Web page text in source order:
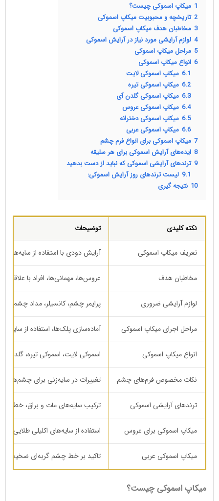
1 میکاپ اسموکی چیست؟
2 تاریخچه و محبوبیت میکاپ اسموکی
3 مخاطبان هدف میکاپ اسموکی
4 لوازم آرایشی مورد نیاز در آرایش اسموکی
5 مراحل میکاپ اسموکی
6 انواع میکاپ اسموکی
6.1 میکاپ اسموکی لایت
6.2 میکاپ اسموکی تیره
6.3 میکاپ اسموکی گلدن آی
6.4 میکاپ اسموکی عروس
6.5 میکاپ اسموکی دخترانه
6.6 میکاپ اسموکی عربی
7 میکاپ اسموکی برای انواع فرم چشم
8 ایده‌های آرایش اسموکی برای هر سلیقه
9 ترندهای آرایشی اسموکی که نباید از دست بدهید
9.1 لیست ترندهای روز آرایش اسموکی:
10 نتیجه گیری
نکته کلیدی توضیحات
تعریف میکاپ اسموکی آرایش دودی با استفاده از
مخاطبان هدف عروس‌ها، مهمانی‌ها، افراد با
لوازم آرایشی ضروری پرایمر چشم، کانسیلر، مداد چشم،
مراحل اجرای میکاپ اسموکی آماده‌سازی پلک‌ها، استفاده از سایه
انواع میکاپ اسموکی اسموکی لایت، اسموکی تیره، گلدن
نکات مخصوص فرم‌های چشم تغییرات در سایه‌زنی برای چشم‌های
ترندهای آرایشی اسموکی ترکیب سایه‌های مات و براق، خط
میکاپ اسموکی برای عروس استفاده از سایه‌های اکلیلی
میکاپ اسموکی عربی تاکید بر خط چشم گربه‌ای ضخیم و
میکاپ اسموکی چیست؟